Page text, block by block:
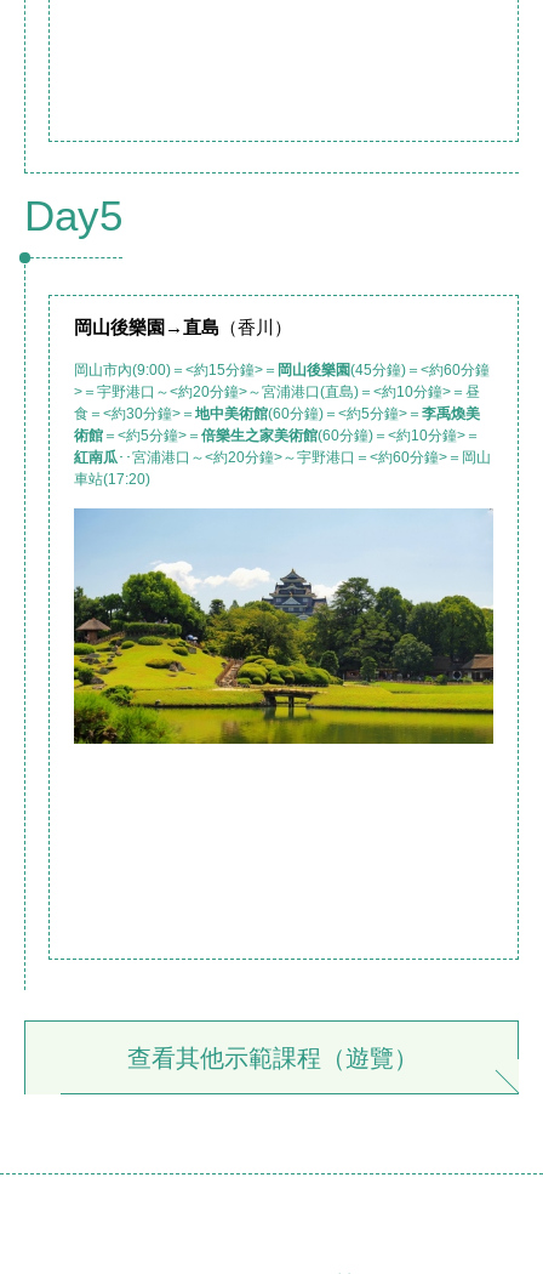
Day5
岡山後樂園 →直島 （香川）
岡山市內(9:00)＝<約15分鐘>＝ 岡山後樂園(45分鐘)＝<約60分鐘
>＝宇野港口～<約20分鐘>～宮浦港口(直島)＝<約10分鐘>＝昼
食＝<約30分鐘>＝ 地中美術館(60分鐘)＝<約5分鐘>＝ 李禹煥美
術館 ＝<約5分鐘>＝ 倍樂生之家美術館(60分鐘)＝<約10分鐘>＝
紅南瓜･･宮浦港口～<約20分鐘>～宇野港口＝<約60分鐘>＝岡山
車站(17:20)
查看其他示範課程（遊覽）